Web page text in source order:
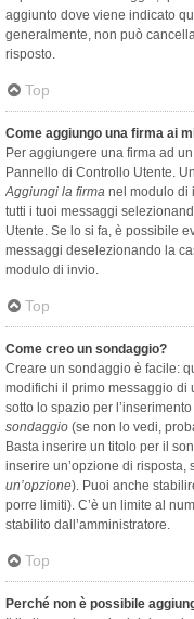
aggiunto dove viene indicato
generalmente, non può
risposto.
Top
Come aggiungo una firma ai
Per aggiungere una firma ad
Pannello di Controllo Utente.
Aggiungi la firma nel modulo di
tutti i tuoi messaggi
Utente. Se lo si fa, è possibile
messaggi deselezionando la
modulo di invio.
Top
Come creo un sondaggio?
Creare un sondaggio è facile:
modifichi il primo messaggio di
sotto lo spazio per
sondaggio (se non lo vedi,
Basta inserire un titolo per il
inserire un’opzione di
un’opzione). Puoi anche
porre limiti). C’è un limite al
stabilito dall’amministratore.
Top
Perché non è possibile